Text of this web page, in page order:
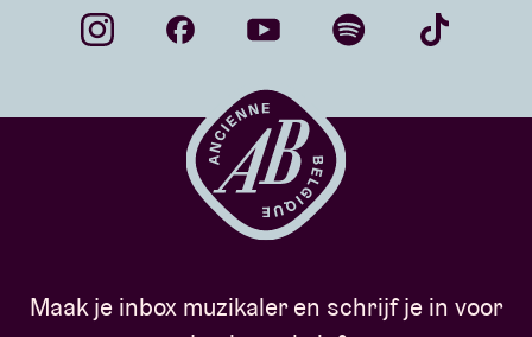
Maak je inbox muzikaler en schrijf je in voor